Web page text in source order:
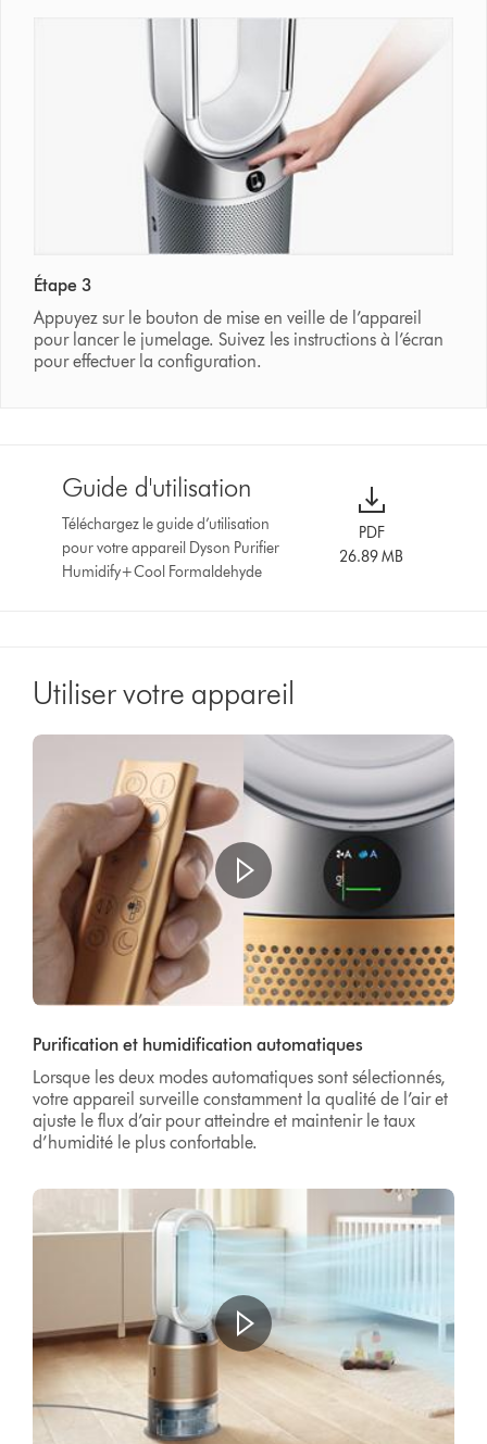
Étape 3
Appuyez sur le bouton de mise en veille de l’appareil
pour lancer le jumelage. Suivez les instructions à l’écran
pour effectuer la configuration.
Guide d'utilisation
Téléchargez le guide d’utilisation
pour votre appareil Dyson Purifier
Humidify+Cool Formaldehyde
PDF
26.89 MB
Utiliser votre appareil
Transcript
Ouvrir
transcription
de
la
vidéo
Purification et humidification automatiques
Lorsque les deux modes automatiques sont sélectionnés,
votre appareil surveille constamment la qualité de l’air et
ajuste le flux d’air pour atteindre et maintenir le taux
d’humidité le plus confortable.
Ouvrir
la
transcription
de
la
vidéo